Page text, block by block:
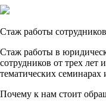
Стаж работы
Стаж работы в
сотрудников от трех лет
тематических
Почему к нам стоит